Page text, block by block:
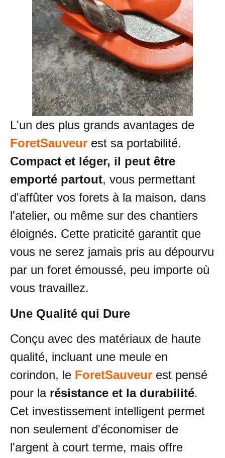
L'un des plus grands avantages de
ForetSauveur est sa portabilité.
Compact et léger, il peut être
emporté partout, vous permettant
d'affûter vos forets à la maison, dans
l'atelier, ou même sur des chantiers
éloignés. Cette praticité garantit que
vous ne serez jamais pris au dépourvu
par un foret émoussé, peu importe où
vous travaillez.
Une Qualité qui Dure
Conçu avec des matériaux de haute
qualité, incluant une meule en
corindon, le ForetSauveur est pensé
pour la résistance et la durabilité.
Cet investissement intelligent permet
non seulement d'économiser de
l'argent à court terme, mais offre